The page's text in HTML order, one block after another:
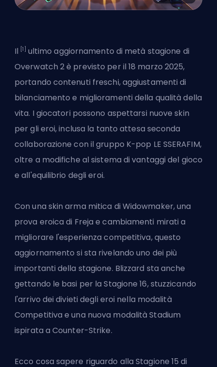
Il [1]
ultimo aggiornamento di metà stagione di
Overwatch 2 è previsto per il 18 marzo 2025,
portando contenuti freschi, aggiustamenti di
bilanciamento e miglioramenti della qualità della
vita. I giocatori possono aspettarsi nuove skin
per gli eroi, inclusa la tanto attesa seconda
collaborazione con il gruppo K-pop LE SSERAFIM,
oltre a modifiche al sistema di vantaggi del gioco
e all'equilibrio degli eroi.
Con una skin arma mitica di Widowmaker, una
prova eroica di Freja e cambiamenti mirati a
migliorare l'esperienza competitiva, questo
aggiornamento si sta rivelando uno dei più
importanti della stagione. Blizzard sta anche
gettando le basi per la Stagione 16, stuzzicando
l'arrivo dei divieti degli eroi nella modalità
Competitiva e una nuova modalità Stadium
ispirata a Counter-Strike.
Ecco cosa sapere riguardo allaStagione 15 di